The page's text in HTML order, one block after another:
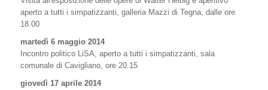
aperto a tutti i simpatizzanti, galleria Mazzi di Tegna, dalle ore
18.00
martedì 6 maggio 2014
Incontro politico LiSA, aperto a tutti i simpatizzanti, sala
comunale di Cavigliano, ore 20.15
giovedì 17 aprile 2014